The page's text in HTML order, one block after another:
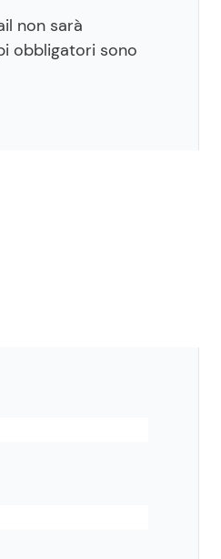
non sarà
obbligatori sono